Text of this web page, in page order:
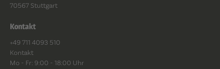
70567 Stuttgart
Kontakt
+49 711 4093 510
Kontakt
Mo - Fr: 9:00 - 18:00 Uhr